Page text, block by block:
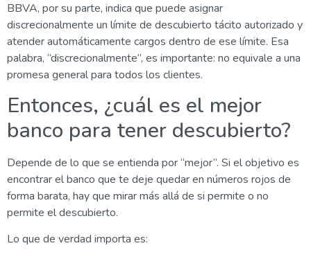
BBVA, por su parte, indica que puede asignar
discrecionalmente un límite de descubierto tácito autorizado y
atender automáticamente cargos dentro de ese límite. Esa
palabra, “discrecionalmente”, es importante: no equivale a una
promesa general para todos los clientes.
Entonces, ¿cuál es el mejor
banco para tener descubierto?
Depende de lo que se entienda por “mejor”. Si el objetivo es
encontrar el banco que te deje quedar en números rojos de
forma barata, hay que mirar más allá de si permite o no
permite el descubierto.
Lo que de verdad importa es: